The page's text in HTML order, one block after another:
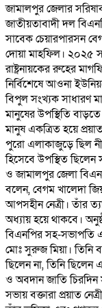
জামালপুর জেলার
জাতীয়তাবাদী দল
সাবেক চেয়ারপারসন
দোয়া মাহফিল। ২০২৫
রাষ্ট্রনায়কের রুহের
নির্বিশেষে আওনা
বিপুল সংখ্যক সাধারণ
মানুষের উপস্থিতি
মানুষ একত্রিত হয়ে
পুরো এলাকাজুড়ে ছিল
হিসেবে উপস্থিত
ও জামালপুর জেলা
বলেন, বেগম খালেদা
আপসহীন নেত্রী। তাঁর
অধ্যায় হয়ে থাকবে।
বিএনপির সহ-সভাপতি
মোঃ সুরুজ মিয়া। তিনি
ছিলেন না, তিনি ছিলেন
ও অবদান জাতি
সভায় বক্তারা প্রয়াত